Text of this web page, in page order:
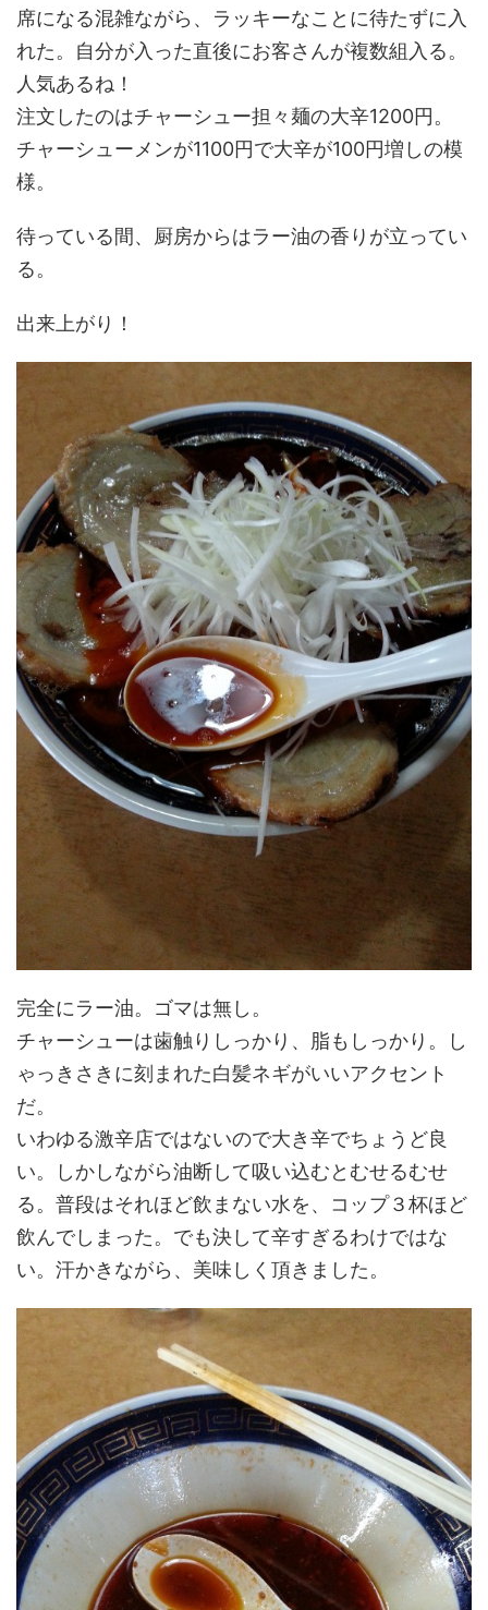
席になる混雑ながら、ラッキーなことに待たずに入
れた。自分が入った直後にお客さんが複数組入る。
人気あるね！
注文したのはチャーシュー担々麺の大辛1200円。
チャーシューメンが1100円で大辛が100円増しの模
様。
待っている間、厨房からはラー油の香りが立ってい
る。
出来上がり！
完全にラー油。ゴマは無し。
チャーシューは歯触りしっかり、脂もしっかり。し
ゃっきさきに刻まれた白髪ネギがいいアクセント
だ。
いわゆる激辛店ではないので大き辛でちょうど良
い。しかしながら油断して吸い込むとむせるむせ
る。普段はそれほど飲まない水を、コップ３杯ほど
飲んでしまった。でも決して辛すぎるわけではな
い。汗かきながら、美味しく頂きました。